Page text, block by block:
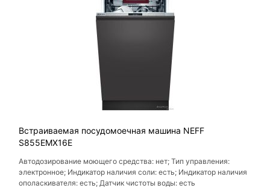
Встраиваемая посудомоечная машина NEFF
S855EMX16E
Автодозирование моющего средства: нет; Тип управления:
электронное; Индикатор наличия соли: есть; Индикатор наличия
ополаскивателя: есть; Датчик чистоты воды: есть